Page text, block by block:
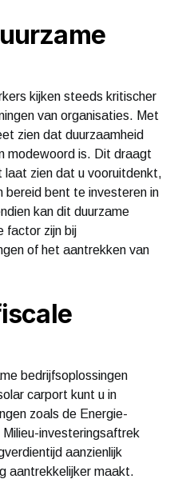
kijken steeds kritischer
van organisaties. Met
zien dat duurzaamheid
modewoord is. Dit draagt
laat zien dat u vooruitdenkt,
bereid bent te investeren in
kan dit duurzame
factor zijn bij
of het aantrekken van
bedrijfsoplossingen
carport kunt u in
zoals de Energie-
investeringsaftrek
aanzienlijk
aantrekkelijker maakt.